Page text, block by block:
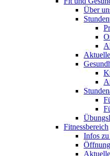
Über
Fitnessbereich
Infos